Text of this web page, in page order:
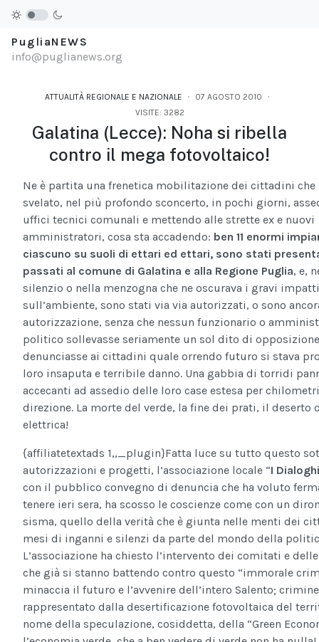
PugliaNEWS
info@puglianews.org
ATTUALITÀ REGIONALE E NAZIONALE
07 AGOSTO 2010
VISITE: 3282
Galatina (Lecce): Noha si ribella
contro il mega fotovoltaico!
Ne è partita una frenetica mobilitazione dei cittadini che
svelato, nel più profondo sconcerto, in pochi giorni,
uffici tecnici comunali e mettendo alle strette ex e nuovi
amministratori, cosa sta accadendo: ben 11 enormi
ciascuno su suoli di ettari ed ettari, sono stati
passati al comune di Galatina e alla Regione Puglia, e,
silenzio o nella menzogna che ne oscurava i gravi impatti
sull’ambiente, sono stati via via autorizzati, o sono
autorizzazione, senza che nessun funzionario o
politico sollevasse seriamente un sol dito di
denunciasse ai cittadini quale orrendo futuro si stava
loro insaputa e terribile danno. Una gabbia di torridi
accecanti ad assedio delle loro case estesa per
direzione. La morte del verde, la fine dei prati, il deserto
elettrica!
{affiliatetextads 1,,_plugin}Fatta luce su tutto questo
autorizzazioni e progetti, l’associazione locale “I
con il pubblico convegno di denuncia che ha voluto
tenere ieri sera, ha scosso le coscienze come con un
sisma, quello della verità che è giunta nelle menti dei
mesi di inganni e silenzi da parte del mondo della
L’associazione ha chiesto l’intervento dei comitati e
che già si stanno battendo contro questo “immorale
minaccia il futuro e l’avvenire dell’intero Salento; crimine
rappresentato dalla desertificazione fotovoltaica del
nome della speculazione, cosiddetta, della “Green